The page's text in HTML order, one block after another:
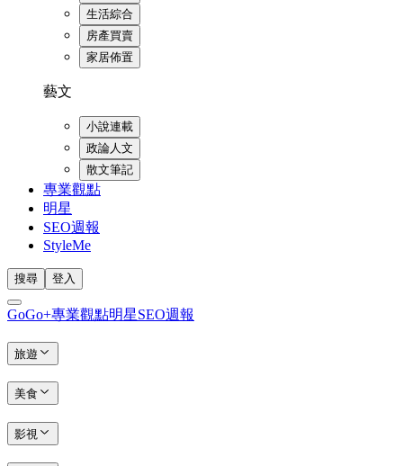
生活綜合
房產買賣
家居佈置
藝文
小說連載
政論人文
散文筆記
專業觀點
明星
SEO週報
StyleMe
搜尋 登入
GoGo+專業觀點明星SEO週報
旅遊
美食
影視